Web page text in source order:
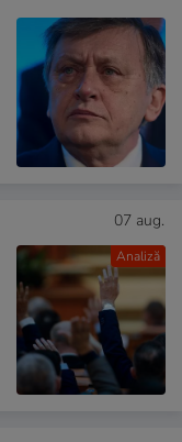
Analiză
07 aug.